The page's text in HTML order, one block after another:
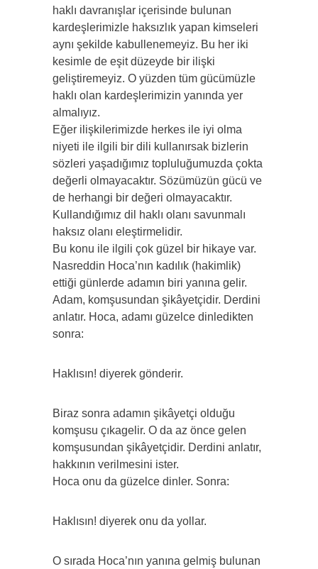
haklı davranışlar içerisinde bulunan
kardeşlerimizle haksızlık yapan kimseleri
aynı şekilde kabullenemeyiz. Bu her iki
kesimle de eşit düzeyde bir ilişki
geliştiremeyiz. O yüzden tüm gücümüzle
haklı olan kardeşlerimizin yanında yer
almalıyız.
Eğer ilişkilerimizde herkes ile iyi olma
niyeti ile ilgili bir dili kullanırsak bizlerin
sözleri yaşadığımız topluluğumuzda çokta
değerli olmayacaktır. Sözümüzün gücü ve
de herhangi bir değeri olmayacaktır.
Kullandığımız dil haklı olanı savunmalı
haksız olanı eleştirmelidir.
Bu konu ile ilgili çok güzel bir hikaye var.
Nasreddin Hoca’nın kadılık (hakimlik)
ettiği günlerde adamın biri yanına gelir.
Adam, komşusundan şikâyetçidir. Derdini
anlatır. Hoca, adamı güzelce dinledikten
sonra:
Haklısın! diyerek gönderir.
Biraz sonra adamın şikâyetçi olduğu
komşusu çıkagelir. O da az önce gelen
komşusundan şikâyetçidir. Derdini anlatır,
hakkının verilmesini ister.
Hoca onu da güzelce dinler. Sonra:
Haklısın! diyerek onu da yollar.
O sırada Hoca’nın yanına gelmiş bulunan